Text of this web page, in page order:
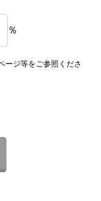
％
ージ等をご参照くださ